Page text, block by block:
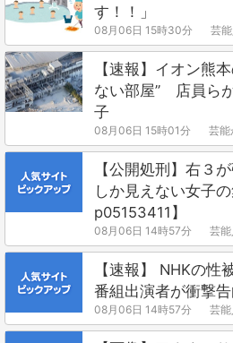
す！！」
08月06日 15時30分 芸
【速報】イオン熊
ない部屋” 店員ら
子
08月06日 15時01分 芸能
【公開処刑】右３
しか見えない女子
p05153411】
08月06日 14時57分 芸
【速報】 NHKの性
番組出演者が衝撃告
08月06日 14時57分 芸